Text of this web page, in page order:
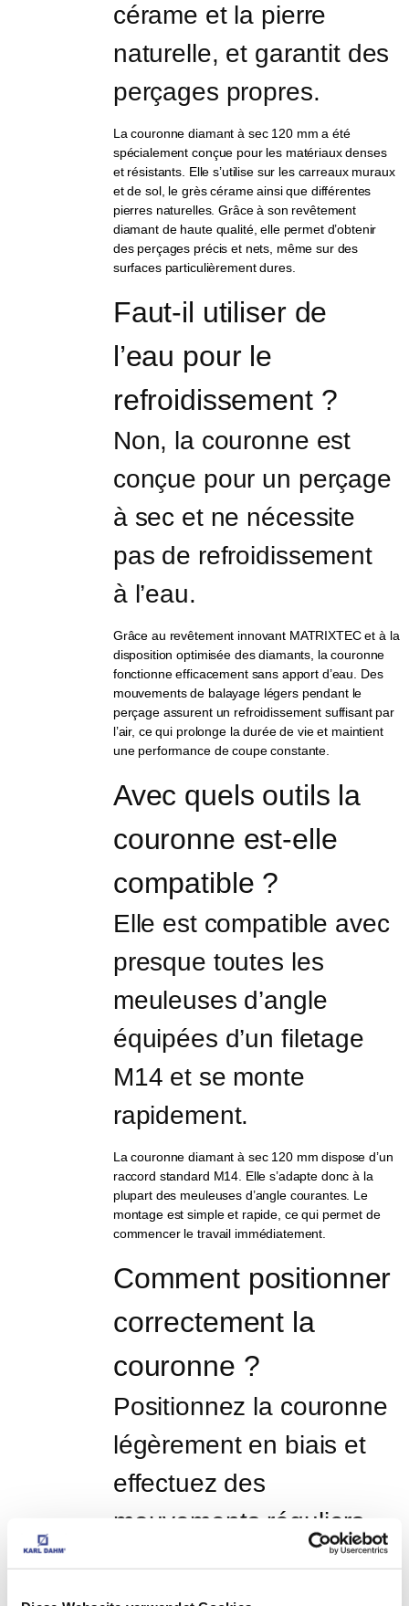
cérame et la pierre
naturelle, et garantit des
perçages propres.
La couronne diamant à sec 120 mm a été
spécialement conçue pour les matériaux denses
et résistants. Elle s’utilise sur les carreaux muraux
et de sol, le grès cérame ainsi que différentes
pierres naturelles. Grâce à son revêtement
diamant de haute qualité, elle permet d’obtenir
des perçages précis et nets, même sur des
surfaces particulièrement dures.
Faut-il utiliser de
l’eau pour le
refroidissement ?
Non, la couronne est
conçue pour un perçage
à sec et ne nécessite
pas de refroidissement
à l’eau.
Grâce au revêtement innovant MATRIXTEC et à la
disposition optimisée des diamants, la couronne
fonctionne efficacement sans apport d’eau. Des
mouvements de balayage légers pendant le
perçage assurent un refroidissement suffisant par
l’air, ce qui prolonge la durée de vie et maintient
une performance de coupe constante.
Avec quels outils la
couronne est-elle
compatible ?
Elle est compatible avec
presque toutes les
meuleuses d’angle
équipées d’un filetage
M14 et se monte
rapidement.
La couronne diamant à sec 120 mm dispose d’un
raccord standard M14. Elle s’adapte donc à la
plupart des meuleuses d’angle courantes. Le
montage est simple et rapide, ce qui permet de
commencer le travail immédiatement.
Comment positionner
correctement la
couronne ?
Positionnez la couronne
légèrement en biais et
effectuez des
mouvements réguliers
Commencez toujours le perçage avec un léger